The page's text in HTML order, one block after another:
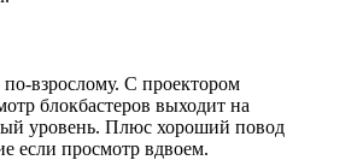
взрослому. С проектором
блокбастеров выходит на
уровень. Плюс хороший повод
если просмотр вдвоем.